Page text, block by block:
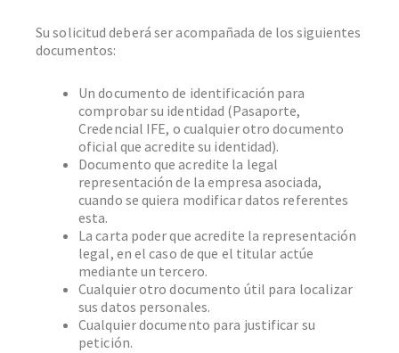
Su solicitud deberá ser acompañada de los siguientes
documentos:
Un documento de identificación para
comprobar su identidad (Pasaporte,
Credencial IFE, o cualquier otro documento
oficial que acredite su identidad).
Documento que acredite la legal
representación de la empresa asociada,
cuando se quiera modificar datos referentes
esta.
La carta poder que acredite la representación
legal, en el caso de que el titular actúe
mediante un tercero.
Cualquier otro documento útil para localizar
sus datos personales.
Cualquier documento para justificar su
petición.